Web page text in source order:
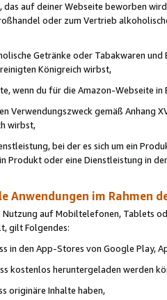
auf deiner Webseite beworben
oder zum Vertrieb
Getränke oder Tabakwaren
Königreich wirbst,
wenn du für die Amazon-Webseite in
Verwendungszweck gemäß Anhang
wirbst,
bei der es sich um ein
Produkt oder eine Dienstleistung in
Anwendungen im Rahmen
Nutzung auf Mobiltelefonen, Tablets
gilt Folgendes:
in den App-Stores von Google Play,
kostenlos heruntergeladen werden
originäre Inhalte haben,